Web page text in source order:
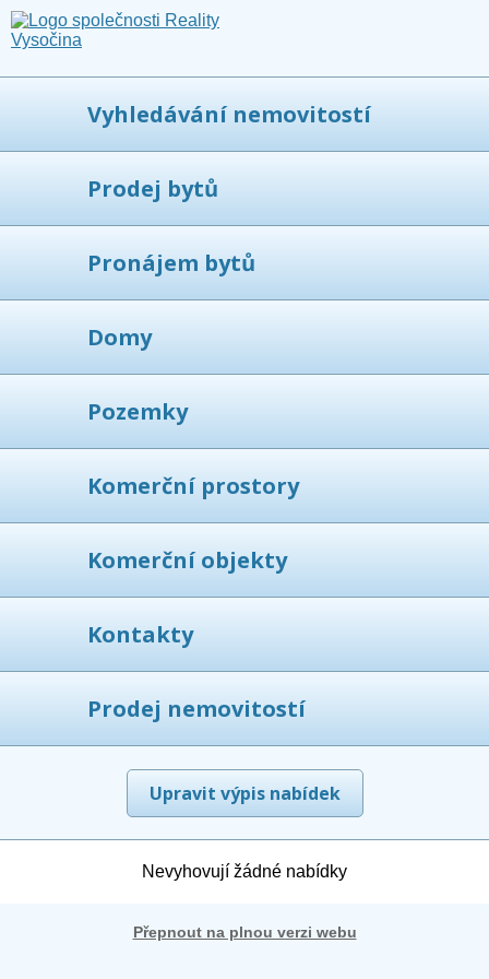
Vyhledávání nemovitostí
Prodej bytů
Pronájem bytů
Domy
Pozemky
Komerční prostory
Komerční objekty
Kontakty
Prodej nemovitostí
Upravit výpis nabídek
Nevyhovují žádné nabídky
Přepnout na plnou verzi webu